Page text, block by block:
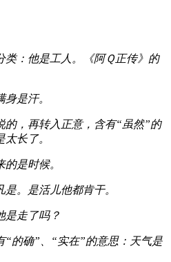
类：他是工人。《阿Ｑ正传》的
身是汗。
的，再转入正意，含有“虽然”的
长了。
的是时候。
是。是活儿他都肯干。
是走了吗？
“的确”、“实在”的意思：天气是